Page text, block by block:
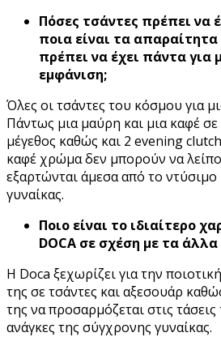
Πόσες τσάντες πρέπει να
ποια είναι τα
πρέπει να έχει πάντα για
εμφάνιση;
Όλες οι τσάντες του κόσμου για
Πάντως μια μαύρη και μια καφέ σε
μέγεθος καθώς και 2 evening
καφέ χρώμα δεν μπορούν να
εξαρτώνται άμεσα από το ντύσιμο
γυναίκας.
Ποιο είναι το ιδιαίτερο
DOCA σε σχέση με τα
Η Doca ξεχωρίζει για την
της σε τσάντες και αξεσουάρ
της να προσαρμόζεται στις τάσεις
ανάγκες της σύγχρονης γυναίκας.